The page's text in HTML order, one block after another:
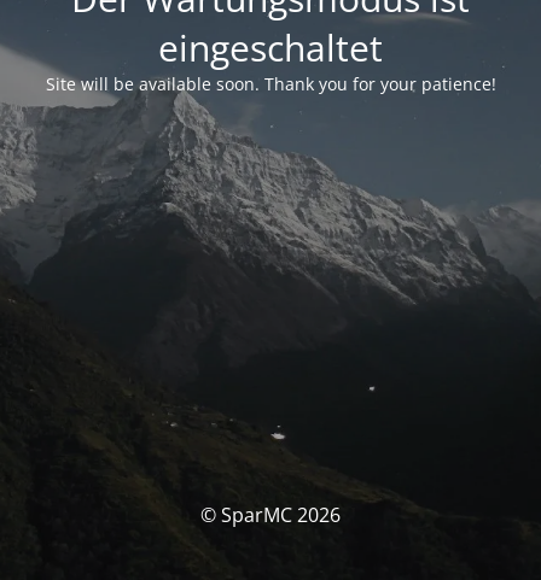
eingeschaltet
Site will be available soon. Thank you for your patience!
© SparMC 2026